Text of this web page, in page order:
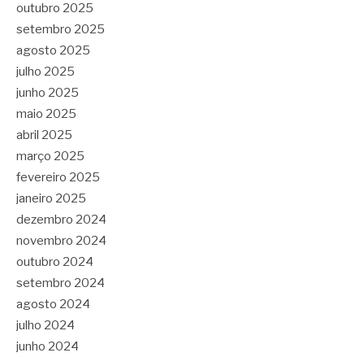
outubro 2025
setembro 2025
agosto 2025
julho 2025
junho 2025
maio 2025
abril 2025
março 2025
fevereiro 2025
janeiro 2025
dezembro 2024
novembro 2024
outubro 2024
setembro 2024
agosto 2024
julho 2024
junho 2024